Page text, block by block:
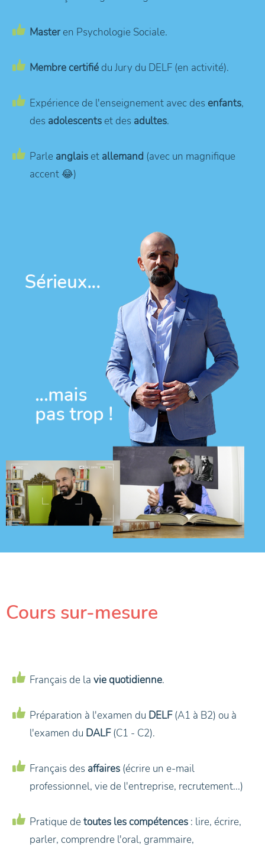
Masteren Psychologie Sociale.
Membre certifié du Jury du DELF (en activité).
Expérience de l'enseignement avec des enfants,
des adolescents et des adultes.
Parle anglais et allemand (avec un magnifique
accent 😂)
Cours sur-mesure
Français de la vie quotidienne.
Préparation à l'examen du DELF(A1 à B2) ou à
l'examen du DALF(C1 - C2).
Français des affaires (écrire un e-mail
professionnel, vie de l'entreprise, recrutement...)
Pratique detoutes les compétences : lire, écrire,
parler, comprendre l'oral, grammaire,